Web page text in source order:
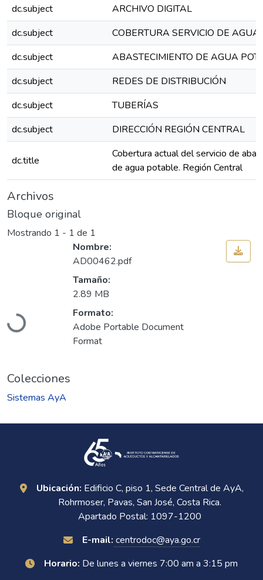
dc.subject
ARCHIVO DIGITAL
dc.subject
COBERTURA SERVICIO DE AGUA
dc.subject
ABASTECIMIENTO DE AGUA
dc.subject
REDES DE DISTRIBUCIÓN
dc.subject
TUBERÍAS
dc.subject
DIRECCIÓN REGIÓN CENTRAL
dc.title
Cobertura actual del servicio de
de agua potable. Región Central
Archivos
Bloque original
Mostrando 1 - 1 de 1
Cargando...
Nombre:
AD00462.pdf
Tamaño:
2.89 MB
Formato:
Adobe Portable Document
Format
Colecciones
Sistemas AyA
Ubicación: Edificio C, piso 1, Sede Central de AyA,
Rohrmoser, Pavas, San José, Costa Rica.
Apartado Postal: 1097-1200
E-mail: centrodoc@aya.go.cr
Horario: De lunes a viernes 7:00 am a 3:15 pm